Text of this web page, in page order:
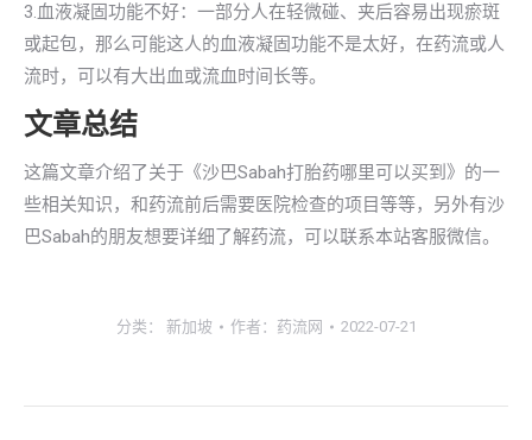
3.血液凝固功能不好：一部分人在轻微碰、夹后容易出现瘀斑
或起包，那么可能这人的血液凝固功能不是太好，在药流或人
流时，可以有大出血或流血时间长等。
文章总结
这篇文章介绍了关于《沙巴Sabah打胎药哪里可以买到》的一
些相关知识，和药流前后需要医院检查的项目等等，另外有沙
巴Sabah的朋友想要详细了解药流，可以联系本站客服微信。
分类： 新加坡 作者： 药流网 2022-07-21